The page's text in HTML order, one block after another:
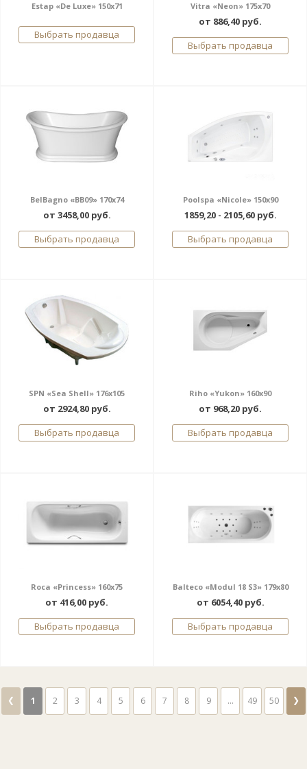
Estap «De Luxe» 150x71
Выбрать продавца
Vitra «Neon» 175x70
от 886,40 руб.
Выбрать продавца
BelBagno «BB09» 170x74
от 3458,00 руб.
Выбрать продавца
Poolspa «Nicole» 150x90
1859,20 - 2105,60 руб.
Выбрать продавца
SPN «Sea Shell» 176x105
от 2924,80 руб.
Выбрать продавца
Riho «Yukon» 160x90
от 968,20 руб.
Выбрать продавца
Roca «Princess» 160x75
от 416,00 руб.
Выбрать продавца
Balteco «Modul 18 S3» 179x80
от 6054,40 руб.
Выбрать продавца
❮ 1 2 3 4 5 6 7 8 9 ... 49 50 ❯